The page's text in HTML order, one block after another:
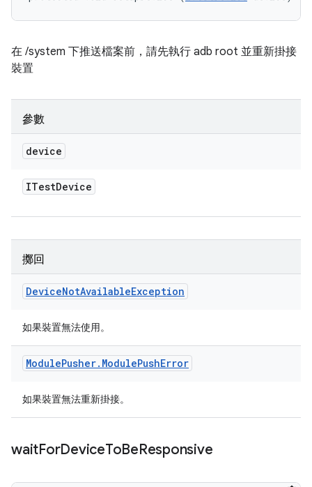
在 /system 下推送檔案前，請先執行 adb root 並重新掛接
裝置
參數
device
ITestDevice
擲回
DeviceNotAvailableException
如果裝置無法使用。
ModulePusher. ModulePushError
如果裝置無法重新掛接。
waitForDeviceToBeResponsive